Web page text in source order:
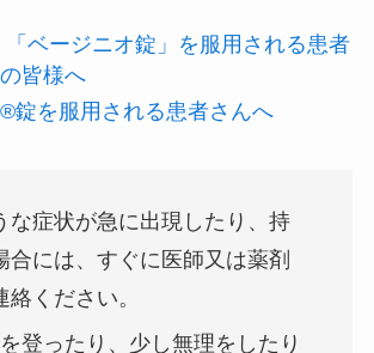
ベージニオ錠」を服用される患者
皆様へ
錠を服用される患者さんへ
な症状が急に出現したり、持
合には、すぐに医師又は薬剤
絡ください。
登ったり、少し無理をしたり